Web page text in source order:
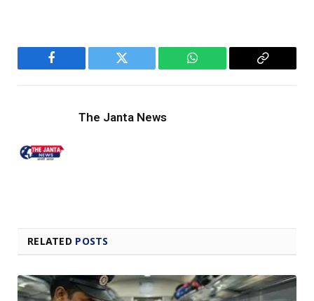
Facebook Twitter WhatsApp
Copy
The Janta News
RELATED POSTS